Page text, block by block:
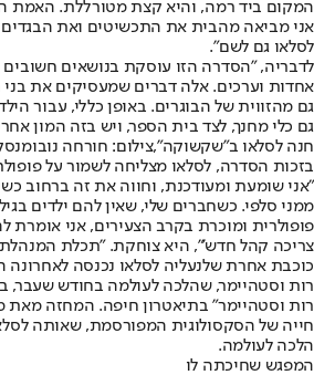
המקום ביד רמה, והיא קצת מטורללת. האמת
אני מביאה מהבית את התכשיטים ואת הבגדים
לסלאו גם לשם".
לדבריה, "הסדרה הזו עוסקת בנושאים חשובים
אחדות וערכים. אלה דברים שמעסיקים את
גם מהזווית של הבוגרים. באופן כללי, עבור
גם כלי מחנך, לצד בית הספר, ויש בזה המון
חנה לסלאו ב"שקשוקה",צילום: חורחה
בזכות הסדרה, לסלאו מצליחה לשמור על
"אני שומעת ומעודכנת, וחווה את זה ברחוב
ממני סלפי. כשחברים שלי, שאין להם ילדים
פופולרית ומוכרת בקרב הצעירים, אני אומרת
צריכה קהל חדש'", היא צוחקת. "תכלת
כוכבת אחרת שלנעליה לסלאו נכנסה לאחרונה
רות וסטהיימר, שהלכה לעולמה בחודש שעבר,
רות וסטהיימר" בתיאטרון חיפה. המחזה מאת
חייה של הסקסולוגית המפורסמת, שאותה
הלכה לעולמה.
המפגש שחיכתה לו